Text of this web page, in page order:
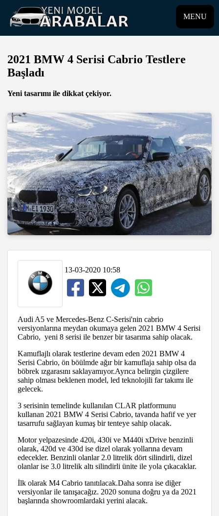
MENU
2021 BMW 4 Serisi Cabrio Testlere
Başladı
Yeni tasarımı ile dikkat çekiyor.
13-03-2020 10:58
Audi A5 ve Mercedes-Benz C-Serisi'nin cabrio
versiyonlarına meydan okumaya gelen 2021 BMW 4 Serisi
Cabrio, yeni 8 serisi ile benzer bir tasarıma sahip olacak.
Kamuflajlı olarak testlerine devam eden 2021 BMW 4
Serisi Cabrio, ön böülmde ağır bir kamuflaja sahip olsa da
böbrek ızgarasını saklayamıyor.Ayrıca belirgin çizgilere
sahip olması beklenen model, led teknolojili far takımı ile
gelecek.
3 serisinin temelinde kullanılan CLAR platformunu
kullanan 2021 BMW 4 Serisi Cabrio, tavanda hafif ve yer
tasarrufu sağlayan kumaş bir tenteye sahip olacak.
Motor yelpazesinde 420i, 430i ve M440i xDrive benzinli
olarak, 420d ve 430d ise dizel olarak yollarına devam
edecekler. Benzinli olanlar 2.0 litrelik dört silindirli, dizel
olanlar ise 3.0 litrelik altı silindirli ünite ile yola çıkacaklar.
İlk olarak M4 Cabrio tanıtılacak.Daha sonra ise diğer
versiyonlar ile tanışacağız. 2020 sonuna doğru ya da 2021
başlarında showroomlardaki yerini alacak.